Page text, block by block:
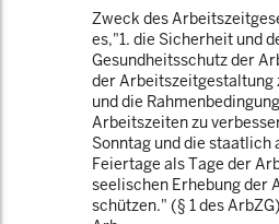
Zweck des
es,"1. die Sicherheit und
Gesundheitsschutz der
der Arbeitszeitgestaltung
und die
Arbeitszeiten zu
Sonntag und die staatlich
Feiertage als Tage der
seelischen Erhebung der
schützen." (§ 1 des